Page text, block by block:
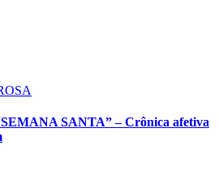
SANTA” – Crônica afetiva